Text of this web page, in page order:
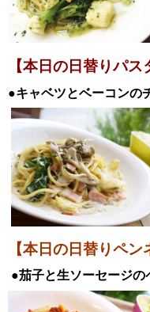
【本日の日替りパス
●キャベツとベーコン
【本日の日替りペ
●茄子と生ソーセージ